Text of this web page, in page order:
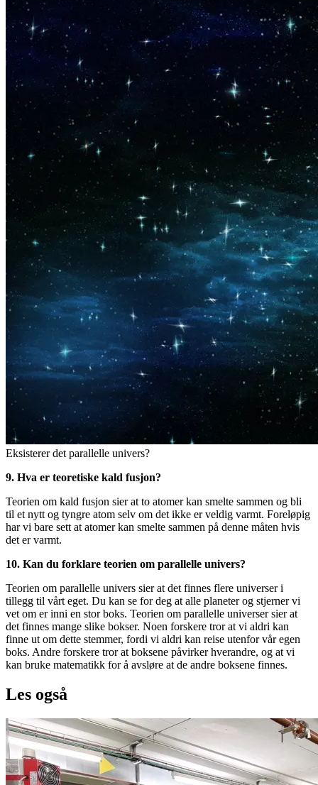
Eksisterer det parallelle univers?
9. Hva er teoretiske kald fusjon?
Teorien om kald fusjon sier at to atomer kan smelte sammen og bli
til et nytt og tyngre atom selv om det ikke er veldig varmt. Foreløpig
har vi bare sett at atomer kan smelte sammen på denne måten hvis
det er varmt.
10. Kan du forklare teorien om parallelle univers?
Teorien om parallelle univers sier at det finnes flere universer i
tillegg til vårt eget. Du kan se for deg at alle planeter og stjerner vi
vet om er inni en stor boks. Teorien om parallelle universer sier at
det finnes mange slike bokser. Noen forskere tror at vi aldri kan
finne ut om dette stemmer, fordi vi aldri kan reise utenfor vår egen
boks. Andre forskere tror at boksene påvirker hverandre, og at vi
kan bruke matematikk for å avsløre at de andre boksene finnes.
Les også